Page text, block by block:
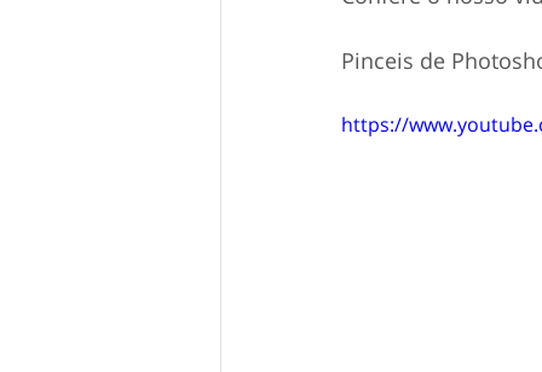
Pinceis de
https://